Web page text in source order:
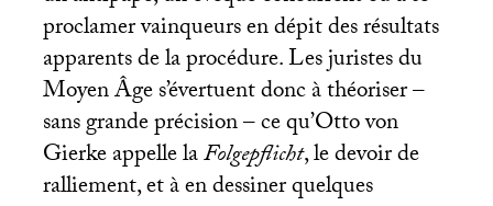
proclamer vainqueurs en dépit des résultats
apparents de la procédure. Les juristes du
Moyen Âge s’évertuent donc à théoriser –
sans grande précision – ce qu’Otto von
Gierke appelle laFolgepflicht, le devoir de
ralliement, et à en dessiner quelques